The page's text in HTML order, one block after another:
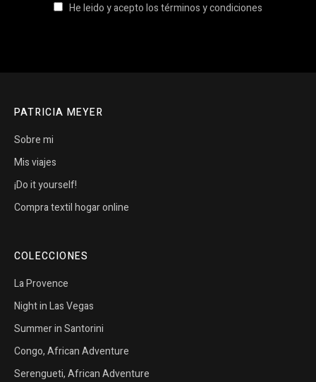
He leido y acepto los términos y condiciones
PATRICIA MEYER
Sobre mi
Mis viajes
¡Do it yourself!
Compra textil hogar online
COLECCIONES
La Provence
Night in Las Vegas
Summer in Santorini
Congo, African Adventure
Serengueti, African Adventure